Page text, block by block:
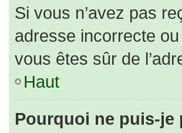
Si vous n’avez pas
adresse incorrecte
vous êtes sûr de
Haut
Pourquoi ne puis-je